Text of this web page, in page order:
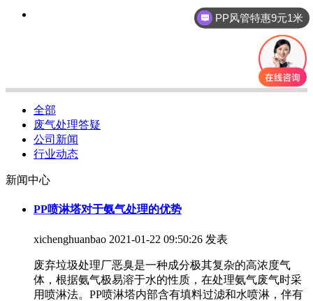
全部
废气处理答疑
公司新闻
行业动态
新闻中心
PP喷淋塔对于氨气处理的优势
xichenghuanbao 2021-01-22 09:50:26 发表
废弃垃圾处理厂恶臭是一种成分极其复杂的高浓度气
体，根据氨气极易溶于水的性质，在处理氨气废气时采
用喷淋法。PP喷淋塔内部含有填料过滤和水喷淋，伴有
PP风管特惠9元1米